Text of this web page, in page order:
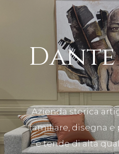
Dante
Azienda storica
familiare, disegna
e tende di alta